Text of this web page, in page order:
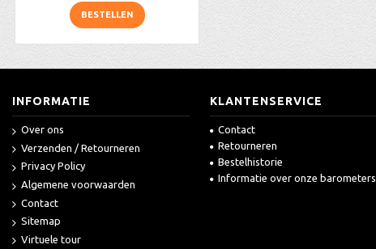
BESTELLEN
INFORMATIE
Over ons
Verzenden / Retourneren
Privacy Policy
Algemene voorwaarden
Contact
Sitemap
Virtuele tour
KLANTENSERVICE
Contact
Retourneren
Bestelhistorie
Informatie over onze barometers